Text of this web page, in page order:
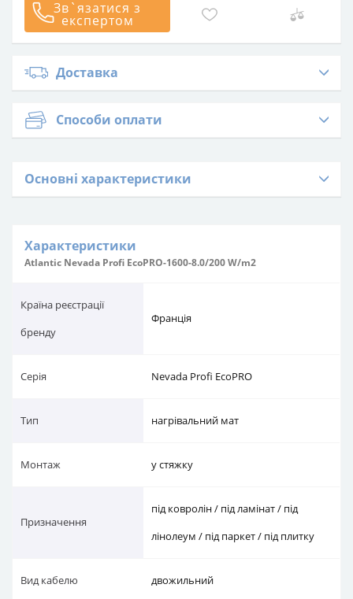
Основні характеристики
Зв`язатися з
експертом
Доставка
Способи оплати
Характеристики
Atlantic Nevada Profi EcoPRO-1600-8.0/200 W/m2
Країна реєстрації
бренду
Франція
Серія Nevada Profi EcoPRO
Тип нагрівальний мат
Монтаж у стяжку
Призначення
під ковролін / під ламінат / під
лінолеум / під паркет / під плитку
Вид кабелю двожильний